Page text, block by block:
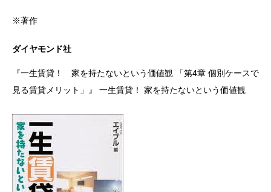
※著作
ダイヤモンド社
『一生賃貸！ 家を持たないという価値観 「第4章 個別ケースで
見る賃貸メリット」』 一生賃貸！ 家を持たないという価値観